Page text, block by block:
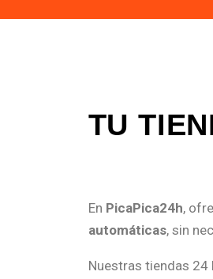
TU
En PicaPica24h,
automáticas, sin
Nuestras tiendas